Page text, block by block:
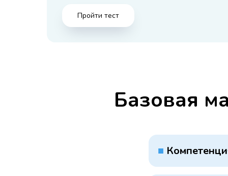
Пройти тест
Базовая
■